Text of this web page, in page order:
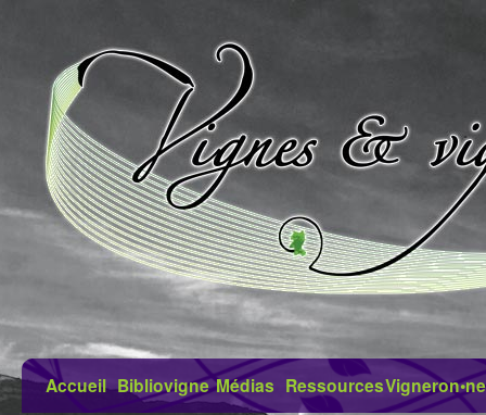
Accueil Bibliovigne Médias Ressources